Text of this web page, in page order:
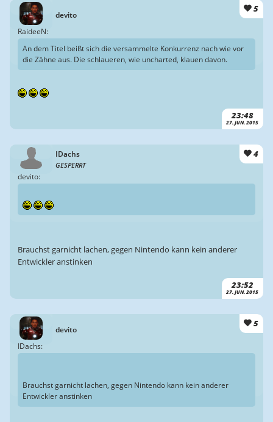
devito
5
23:48
27. JUN. 2015
RaideeN:
An dem Titel beißt sich die versammelte Konkurrenz nach wie vor
die Zähne aus. Die schlaueren, wie uncharted, klauen davon.
IDachs
GESPERRT
4
23:52
27. JUN. 2015
devito:
Brauchst garnicht lachen, gegen Nintendo kann kein anderer
Entwickler anstinken
devito
5
IDachs:
Brauchst garnicht lachen, gegen Nintendo kann kein anderer
Entwickler anstinken